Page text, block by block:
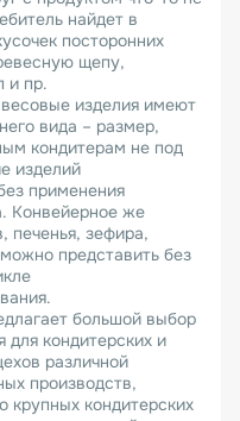
найдет в
посторонних
щепу,
и пр.
изделия имеют
вида – размер,
кондитерам не под
изделий
применения
Конвейерное же
печенья, зефира,
представить без
большой выбор
для кондитерских и
различной
производств,
крупных кондитерских